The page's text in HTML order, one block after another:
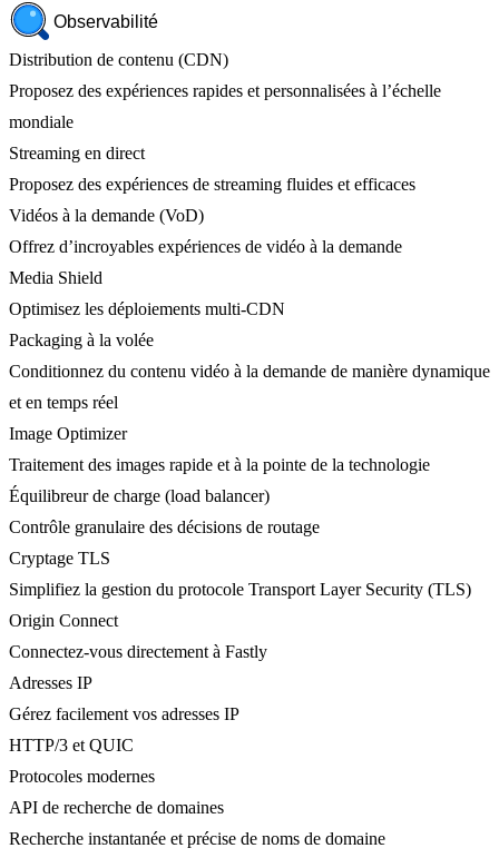
Observabilité
Distribution de contenu (CDN)
Proposez des expériences rapides et personnalisées à l’échelle
mondiale
Streaming en direct
Proposez des expériences de streaming fluides et efficaces
Vidéos à la demande (VoD)
Offrez d’incroyables expériences de vidéo à la demande
Media Shield
Optimisez les déploiements multi-CDN
Packaging à la volée
Conditionnez du contenu vidéo à la demande de manière dynamique
et en temps réel
Image Optimizer
Traitement des images rapide et à la pointe de la technologie
Équilibreur de charge (load balancer)
Contrôle granulaire des décisions de routage
Cryptage TLS
Simplifiez la gestion du protocole Transport Layer Security (TLS)
Origin Connect
Connectez-vous directement à Fastly
Adresses IP
Gérez facilement vos adresses IP
HTTP/3 et QUIC
Protocoles modernes
API de recherche de domaines
Recherche instantanée et précise de noms de domaine